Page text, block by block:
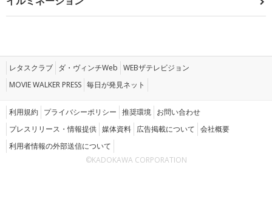
レタスクラブ ダ・ヴィンチWeb WEBザテレビジョン
MOVIE WALKER PRESS 毎日が発見ネット
利用規約 プライバシーポリシー 推奨環境 お問い合わせ
プレスリリース・情報提供 媒体資料 広告掲載について 会社概要
利用者情報の外部送信について
©KADOKAWA CORPORATION